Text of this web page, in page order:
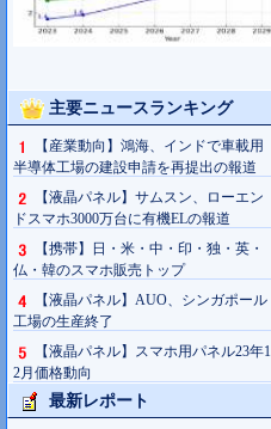
主要ニュースランキング
【産業動向】鴻海、インドで車載用
半導体工場の建設申請を再提出の報道
【液晶パネル】サムスン、ローエン
ドスマホ3000万台に有機ELの報道
【携帯】日・米・中・印・独・英・
仏・韓のスマホ販売トップ
【液晶パネル】AUO、シンガポール
工場の生産終了
【液晶パネル】スマホ用パネル23年1
2月価格動向
最新レポート